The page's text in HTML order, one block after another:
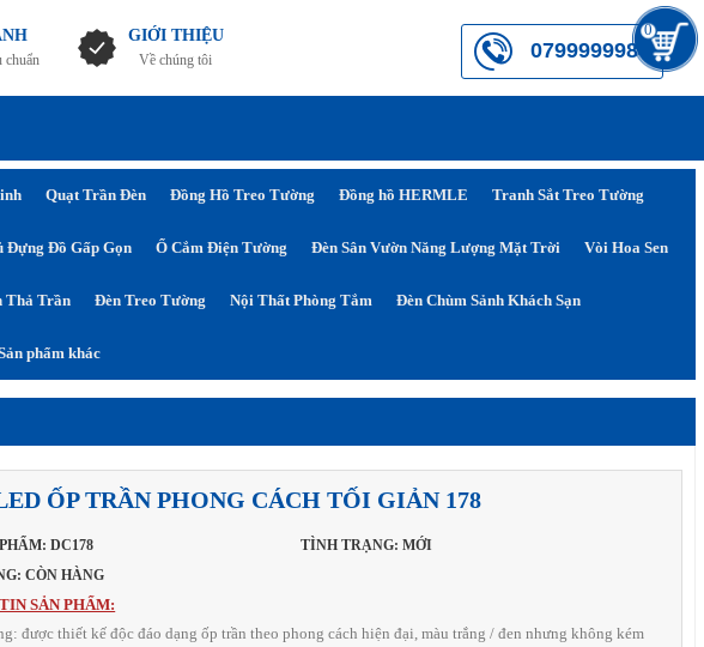
0
chuẩn
GIỚI THIỆU
Về chúng tôi 0799999984
Quạt Trần Đèn Đồng Hồ Treo Tường Đồng hồ HERMLE Tranh Sắt Treo Tường
Đựng Đồ Gấp Gọn Ổ Cắm Điện Tường Đèn Sân Vườn Năng Lượng Mặt Trời Vòi Hoa Sen
Thả Trần Đèn Treo Tường Nội Thất Phòng Tắm Đèn Chùm Sảnh Khách Sạn
phẩm khác
ỐP TRẦN PHONG CÁCH TỐI GIẢN 178
DC178
TÌNH TRẠNG: MỚI
CÒN HÀNG
SẢN PHẨM:
được thiết kế độc đáo dạng ốp trần theo phong cách hiện đại, màu trắng / đen nhưng không kém